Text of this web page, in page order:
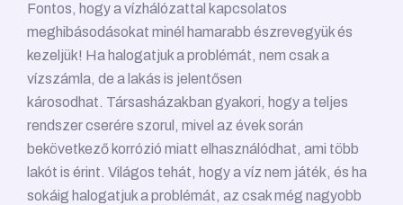
Fontos, hogy a vízhálózattal kapcsolatos
meghibásodásokat minél hamarabb észrevegyük és
kezeljük! Ha halogatjuk a problémát, nem csak a
vízszámla, de a lakás is jelentősen
károsodhat. Társasházakban gyakori, hogy a teljes
rendszer cserére szorul, mivel az évek során
bekövetkező korrózió miatt elhasználódhat, ami több
lakót is érint. Világos tehát, hogy a víz nem játék, és ha
sokáig halogatjuk a problémát, az csak még nagyobb